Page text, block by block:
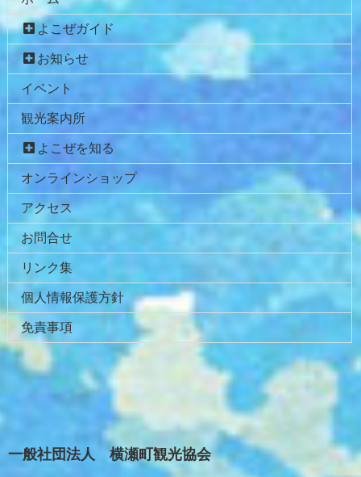
ン
ツ
本
文
戻
の
先
頭
へ
よこぜガイド
お知らせ
イベント
観光案内所
よこぜを知る
オンラインショップ
アクセス
お問合せ
リンク集
個人情報保護方針
免責事項
一般社団法人 横瀬町観光協会